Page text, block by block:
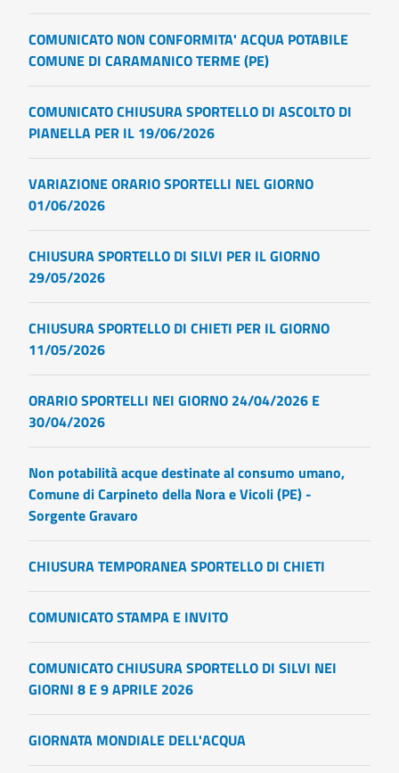
COMUNICATO NON CONFORMITA' ACQUA POTABILE
COMUNE DI CARAMANICO TERME (PE)
COMUNICATO CHIUSURA SPORTELLO DI ASCOLTO DI
PIANELLA PER IL 19/06/2026
VARIAZIONE ORARIO SPORTELLI NEL GIORNO
01/06/2026
CHIUSURA SPORTELLO DI SILVI PER IL GIORNO
29/05/2026
CHIUSURA SPORTELLO DI CHIETI PER IL GIORNO
11/05/2026
ORARIO SPORTELLI NEI GIORNO 24/04/2026 E
30/04/2026
Non potabilità acque destinate al consumo umano,
Comune di Carpineto della Nora e Vicoli (PE) -
Sorgente Gravaro
CHIUSURA TEMPORANEA SPORTELLO DI CHIETI
COMUNICATO STAMPA E INVITO
COMUNICATO CHIUSURA SPORTELLO DI SILVI NEI
GIORNI 8 E 9 APRILE 2026
GIORNATA MONDIALE DELL'ACQUA